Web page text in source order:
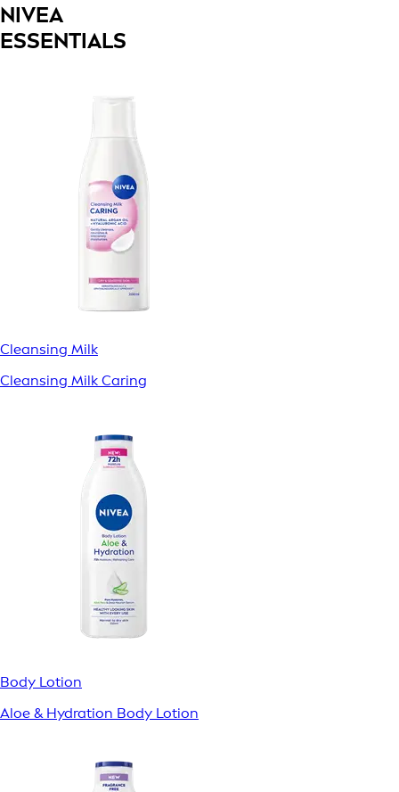
NIVEA
ESSENTIALS
Cleansing Milk
Cleansing Milk Caring
Body Lotion
Aloe & Hydration Body Lotion